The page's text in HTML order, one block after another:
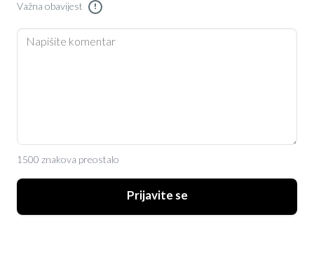
Važna obavijest !
1500 znakova preostalo
Prijavite se